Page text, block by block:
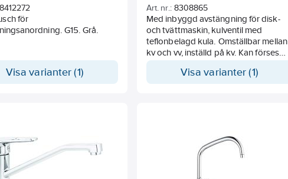
8412272
för
G15. Grå.
Visa varianter (1)
Art. nr.: 8308865
Med inbyggd avstängning för disk-
och tvättmaskin, kulventil med
teflonbelagd kula. Omställbar mellan
kv och vv, inställd på kv. Kan förses
bänkmaskin. Svängbar pip 110°.
Visa varianter (1)